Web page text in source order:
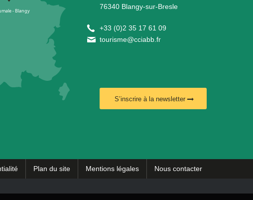
76340 Blangy-sur-Bresle
+33 (0)2 35 17 61 09
tourisme@cciabb.fr
S’inscrire à la newsletter
Plan du site Mentions légales Nous contacter